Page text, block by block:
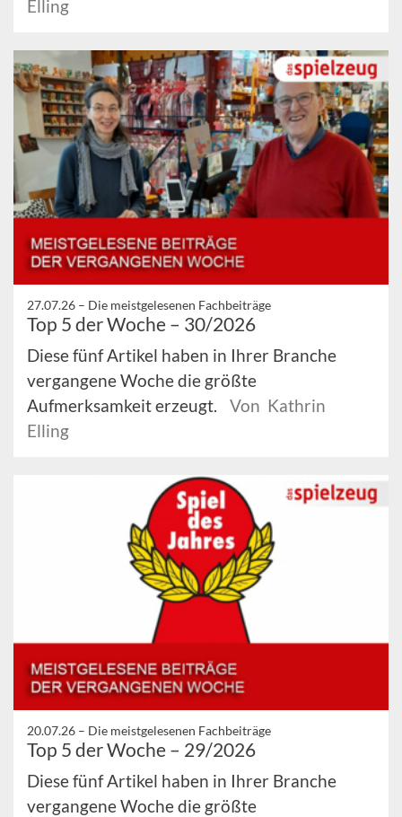
Elling
27.07.26 – Die meistgelesenen Fachbeiträge
Top 5 der Woche – 30/2026
Diese fünf Artikel haben in Ihrer Branche
vergangene Woche die größte
Aufmerksamkeit erzeugt.
Von Kathrin
Elling
20.07.26 – Die meistgelesenen Fachbeiträge
Top 5 der Woche – 29/2026
Diese fünf Artikel haben in Ihrer Branche
vergangene Woche die größte